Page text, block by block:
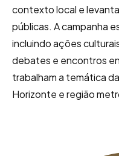
contexto local e
públicas. A campanha
incluindo ações
debates e encontros
trabalham a temática
Horizonte e região